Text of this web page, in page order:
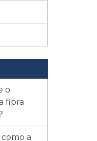
o
fibra
a